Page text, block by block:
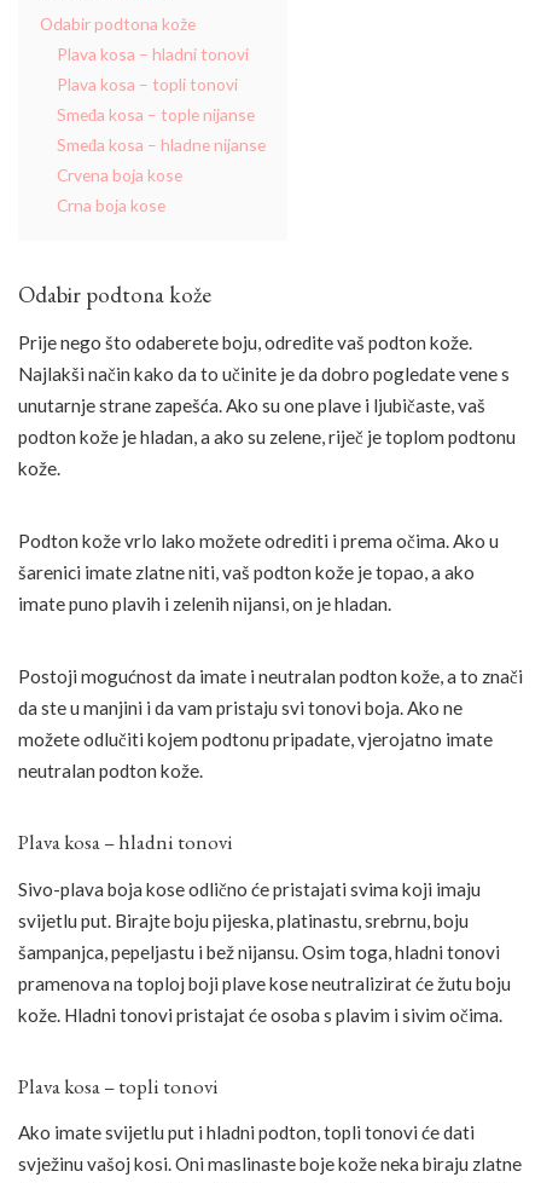
Odabir podtona kože
Plava kosa – hladni tonovi
Plava kosa – topli tonovi
Smeđa kosa – tople nijanse
Smeđa kosa – hladne nijanse
Crvena boja kose
Crna boja kose
Odabir podtona kože
Prije nego što odaberete boju, odredite vaš podton kože.
Najlakši način kako da to učinite je da dobro pogledate vene s
unutarnje strane zapešća. Ako su one plave i ljubičaste, vaš
podton kože je hladan, a ako su zelene, riječ je toplom podtonu
kože.
Podton kože vrlo lako možete odrediti i prema očima. Ako u
šarenici imate zlatne niti, vaš podton kože je topao, a ako
imate puno plavih i zelenih nijansi, on je hladan.
Postoji mogućnost da imate i neutralan podton kože, a to znači
da ste u manjini i da vam pristaju svi tonovi boja. Ako ne
možete odlučiti kojem podtonu pripadate, vjerojatno imate
neutralan podton kože.
Plava kosa – hladni tonovi
Sivo-plava boja kose odlično će pristajati svima koji imaju
svijetlu put. Birajte boju pijeska, platinastu, srebrnu, boju
šampanjca, pepeljastu i bež nijansu. Osim toga, hladni tonovi
pramenova na toploj boji plave kose neutralizirat će žutu boju
kože. Hladni tonovi pristajat će osoba s plavim i sivim očima.
Plava kosa – topli tonovi
Ako imate svijetlu put i hladni podton, topli tonovi će dati
svježinu vašoj kosi. Oni maslinaste boje kože neka biraju zlatne